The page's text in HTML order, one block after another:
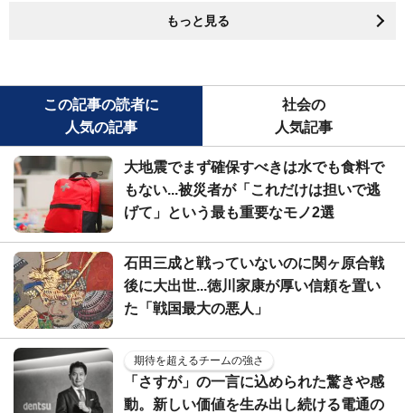
もっと見る
この記事の読者に
人気の記事
社会の
人気記事
大地震でまず確保すべきは水でも食料で
もない...被災者が「これだけは担いで逃
げて」という最も重要なモノ2選
石田三成と戦っていないのに関ヶ原合戦
後に大出世...徳川家康が厚い信頼を置い
た「戦国最大の悪人」
期待を超えるチームの強さ
「さすが」の一言に込められた驚きや感
動。新しい価値を生み出し続ける電通の